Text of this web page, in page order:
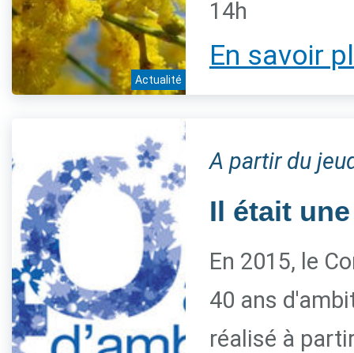
Actualité
14h
En savoir
A partir du
Il était
En 2015, le
40 ans
réalisé à